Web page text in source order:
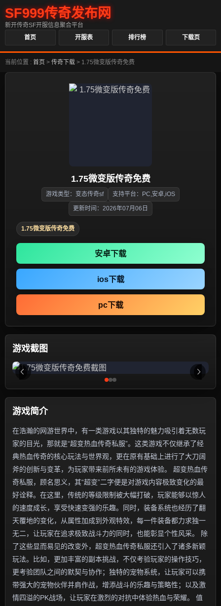
SF999传奇发布网
新开传奇SF开服信息聚合平台
首页
开服表 排行榜 下载页
当前位置 : 首页 > 传奇下载 > 1.75微变版传奇免费
1.75微变版传奇免费
游戏类型：变态传奇sf 支持平台：PC,安卓,iOS
更新时间：2026年07月06日
1.75微变版传奇免费
安卓下载
ios下载
pc下载
游戏截图
游戏简介
在浩瀚的网游世界中，有一类游戏以其独特的魅力吸引着无数玩
家的目光，那就是“超变热血传奇私服”。这类游戏不仅继承了经
典热血传奇的核心玩法与世界观，更在原有基础上进行了大刀阔
斧的创新与变革，为玩家带来前所未有的游戏体验。 超变热血传
奇私服，顾名思义，其“超变”二字便是对游戏内容极致变化的最
好诠释。在这里，传统的等级限制被大幅打破，玩家能够以惊人
的速度成长，享受快速变强的乐趣。同时，装备系统也经历了翻
天覆地的变化，从属性加成到外观特效，每一件装备都力求独一
无二，让玩家在追求极致战斗力的同时，也能彰显个性风采。 除
了这些显而易见的改变外，超变热血传奇私服还引入了诸多新颖
玩法。比如，更加丰富的副本挑战，不仅考验玩家的操作技巧，
更考验团队之间的默契与协作；独特的宠物系统，让玩家可以携
带强大的宠物伙伴并肩作战，增添战斗的乐趣与策略性；以及激
情四溢的PK战场，让玩家在激烈的对抗中体验热血与荣耀。 值